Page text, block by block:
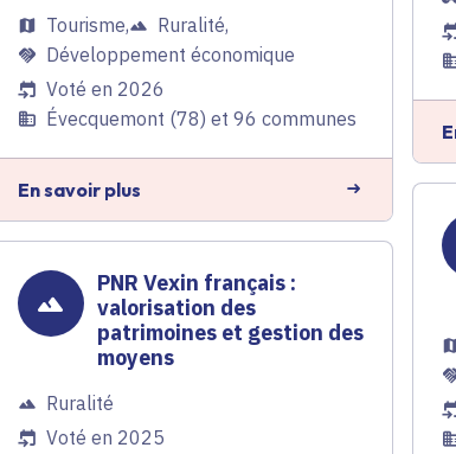
Tourisme, Ruralité,
Développement économique
Voté en 2026
Évecquemont (78) et 96 communes
En savoir plus
PNR Vexin français :
valorisation des
patrimoines et gestion des
moyens
Ruralité
Voté en 2025